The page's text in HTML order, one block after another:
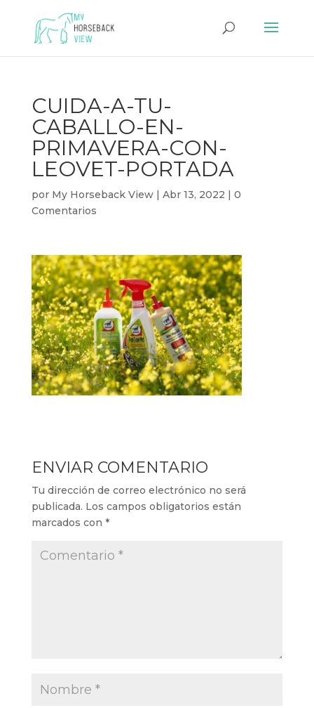
CUIDA-A-TU-
CABALLO-EN-
PRIMAVERA-CON-
LEOVET-PORTADA
por My Horseback View| Abr 13, 2022 | 0
Comentarios
ENVIAR COMENTARIO
Tu dirección de correo electrónico no será
publicada. Los campos obligatorios están
marcados con *